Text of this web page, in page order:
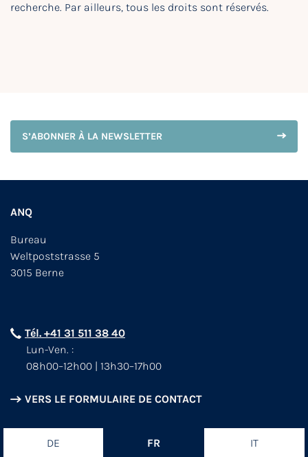
recherche. Par ailleurs, tous les droits sont réservés.
S’ABONNER À LA NEWSLETTER
ANQ
Bureau
Weltpoststrasse 5
3015 Berne
Tél. +41 31 511 38 40
Lun-Ven. :
08h00–12h00 | 13h30–17h00
VERS LE FORMULAIRE DE CONTACT
DE FR IT